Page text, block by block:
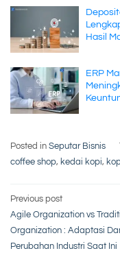
Hasil
ERP
Posted in Seputar Bisnis
coffee shop, kedai kopi,
Post
navigation
Previous post
Agile Organization vs
Organization : Adaptasi
Perubahan Industri Saat Ini